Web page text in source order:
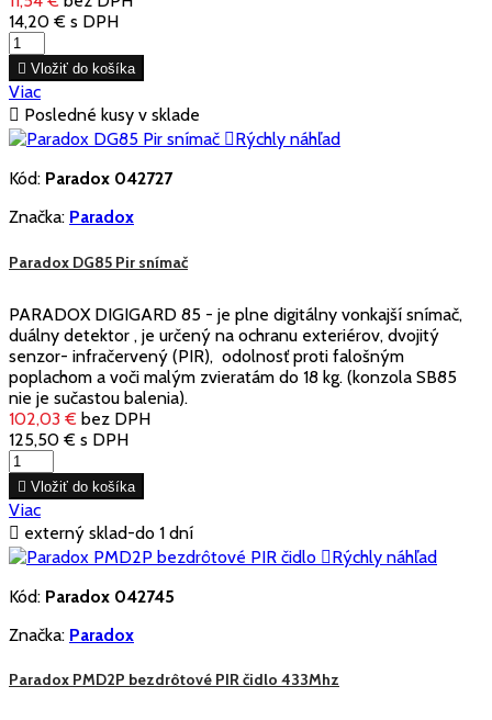
14,20 € s DPH
 Vložiť do košíka
Viac
 Posledné kusy v sklade
Rýchly náhľad
Kód: Paradox 042727
Značka: Paradox
Paradox DG85 Pir snímač
PARADOX DIGIGARD 85 - je plne digitálny vonkajší snímač,
duálny detektor , je určený na ochranu exteriérov, dvojitý
senzor- infračervený (PIR), odolnosť proti falošným
poplachom a voči malým zvieratám do 18 kg. (konzola SB85
nie je sučastou balenia).
102,03 € bez DPH
125,50 € s DPH
 Vložiť do košíka
Viac
 externý sklad-do 1 dní
Rýchly náhľad
Kód: Paradox 042745
Značka: Paradox
Paradox PMD2P bezdrôtové PIR čidlo 433Mhz